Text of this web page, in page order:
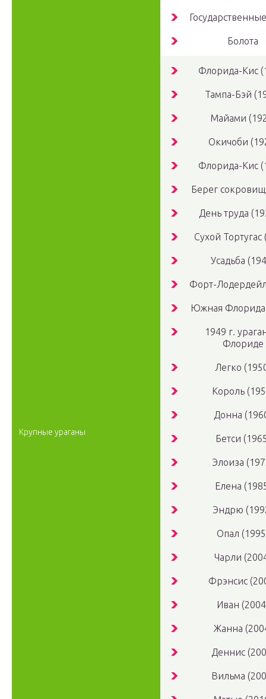
Болота
Крупные ураганы
Флорида-Кис
Тампа-Бэй
Майами
Окичоби
Флорида-Кис
Берег
День труда
Сухой Тортугас
Усадьба
Форт-
Южная Флорида
1949 г.
Флориде
Легко
Король
Донна
Бетси
Элоиза
Елена
Эндрю
Опал
Чарли
Фрэнсис
Иван
Жанна
Деннис
Вильма